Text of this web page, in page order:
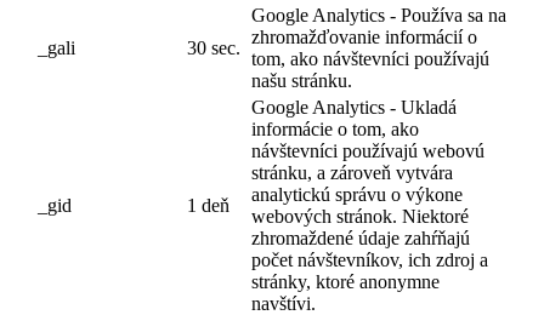
_gali 30 sec.
Google Analytics - Používa sa na
zhromažďovanie informácií o
tom, ako návštevníci používajú
našu stránku.
_gid 1 deň
Google Analytics - Ukladá
informácie o tom, ako
návštevníci používajú webovú
stránku, a zároveň vytvára
analytickú správu o výkone
webových stránok. Niektoré
zhromaždené údaje zahŕňajú
počet návštevníkov, ich zdroj a
stránky, ktoré anonymne
navštívi.